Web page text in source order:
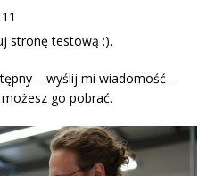
stronę testową :).
– wyślij mi wiadomość –
go pobrać.